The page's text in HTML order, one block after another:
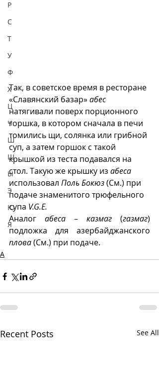
Р
С
Т
У
Ф
Х
Ц
Ч
Ш
Щ
Ы
Э
Ю
Я
Так, в советское время в ресторане
«Славянский базар» абес
натягивали поверх порционного
горшка, в котором сначала в печи
томились щи, солянка или грибной
суп, а затем горшок с такой
крышкой из теста подавался на
стол. Такую же крышку из абеса
использовал Поль Бокюз (См.) при
подаче знаменитого трюфельного
супа V.G.E.
Аналог абеса – казмаг (газмаг)
плова (См.) при подаче.
А
Recent Posts See All